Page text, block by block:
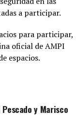
a participar.
para participar,
oficial de AMPI
espacios.
y Marisco